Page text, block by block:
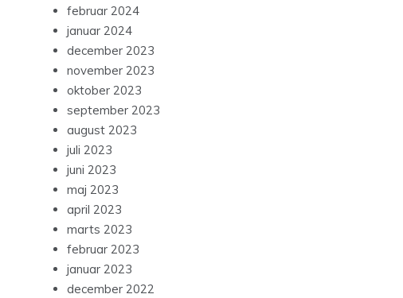
februar 2024
januar 2024
december 2023
november 2023
oktober 2023
september 2023
august 2023
juli 2023
juni 2023
maj 2023
april 2023
marts 2023
februar 2023
januar 2023
december 2022